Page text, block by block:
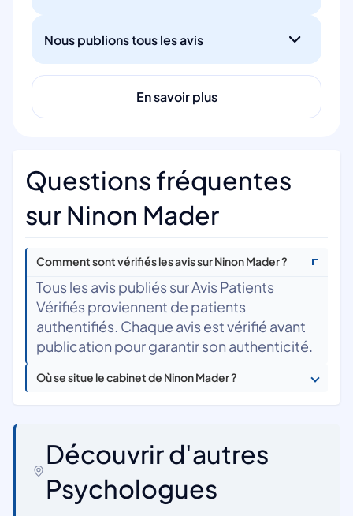
Nous publions tous les avis
En savoir plus
Questions fréquentes
sur Ninon Mader
Comment sont vérifiés les avis sur Ninon Mader ?
Tous les avis publiés sur Avis Patients
Vérifiés proviennent de patients
authentifiés. Chaque avis est vérifié avant
publication pour garantir son authenticité.
Où se situe le cabinet de Ninon Mader ?
Découvrir d'autres
Psychologues